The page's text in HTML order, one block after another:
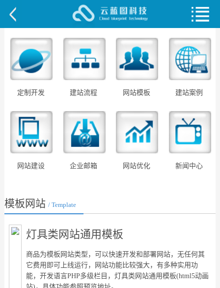
定制开发 建站流程 网站模板 建站案例
网站建设 企业邮箱 网站优化 新闻中心
模板网站 / Template
灯具类网站通用模板
商品为模板网站类型，可以快速开发和部署网站，无任何其
它费用即可上线运行，网站功能比较强大，有多种实用功
能，开发语言PHP多级栏目，灯具类网站通用模板(html5动画